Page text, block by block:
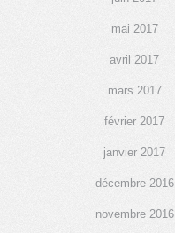
mai 2017
avril 2017
mars 2017
février 2017
janvier 2017
décembre 2016
novembre 2016